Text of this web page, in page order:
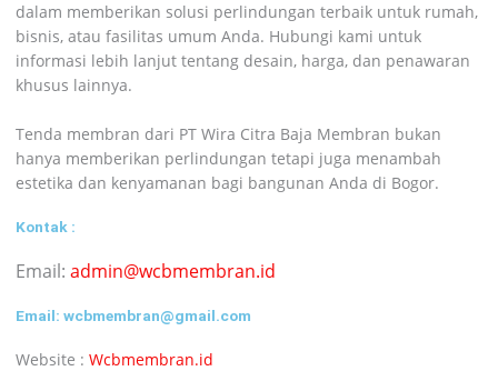
dalam memberikan solusi perlindungan terbaik untuk rumah,
bisnis, atau fasilitas umum Anda. Hubungi kami untuk
informasi lebih lanjut tentang desain, harga, dan penawaran
khusus lainnya.
Tenda membran dari PT Wira Citra Baja Membran bukan
hanya memberikan perlindungan tetapi juga menambah
estetika dan kenyamanan bagi bangunan Anda di Bogor.
Kontak :
Email: admin@wcbmembran.id
Email: wcbmembran@gmail.com
Website : Wcbmembran.id